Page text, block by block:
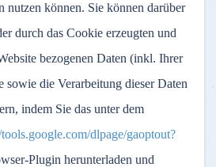
nutzen können. Sie können darüber
durch das Cookie erzeugten und
bezogenen Daten (inkl. Ihrer
sowie die Verarbeitung dieser Daten
indem Sie das unter dem
dlpage/gaoptout?
Plugin herunterladen und